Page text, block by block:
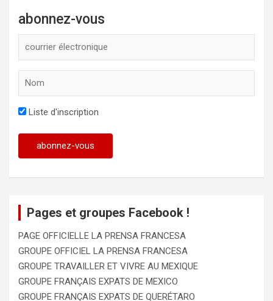
abonnez-vous
Liste d'inscription
Pages et groupes Facebook !
PAGE OFFICIELLE LA PRENSA FRANCESA
GROUPE OFFICIEL LA PRENSA FRANCESA
GROUPE TRAVAILLER ET VIVRE AU MEXIQUE
GROUPE FRANÇAIS EXPATS DE MEXICO
GROUPE FRANÇAIS EXPATS DE QUERÉTARO